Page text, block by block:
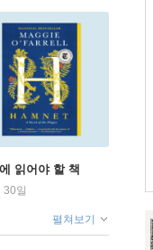
읽어야 할 책
일
펼쳐보기